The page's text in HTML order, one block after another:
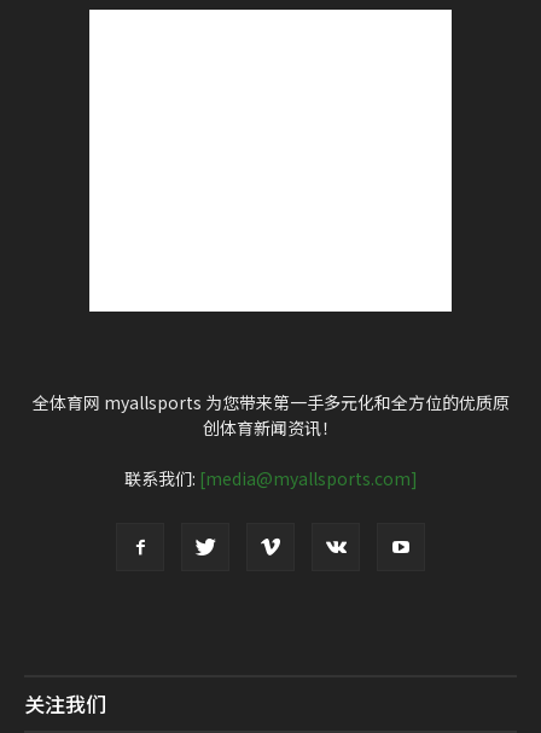
全体育网 myallsports 为您带来第一手多元化和全方位的优质原
创体育新闻资讯！
联系我们: [media@myallsports.com]
关注我们